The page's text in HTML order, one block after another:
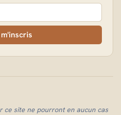
ce site ne pourront en aucun cas